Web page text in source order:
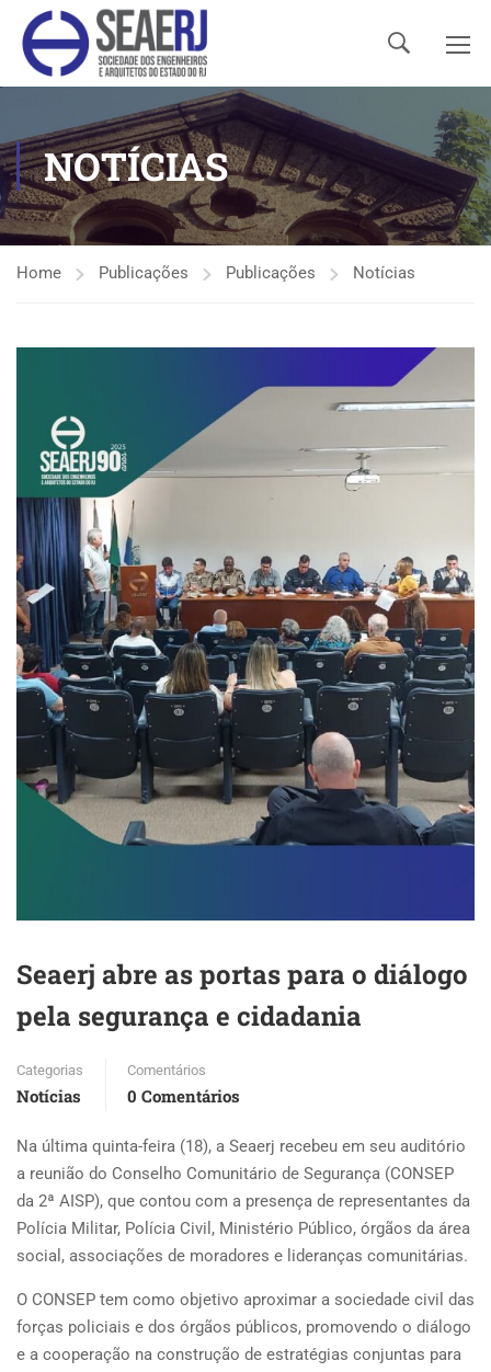
NOTÍCIAS
Home Publicações Publicações Notícias
Seaerj abre as portas para o diálogo
pela segurança e cidadania
Categorias
Notícias
Comentários
0 Comentários
Na última quinta-feira (18), a Seaerj recebeu em seu auditório
a reunião do Conselho Comunitário de Segurança (CONSEP
da 2ª AISP), que contou com a presença de representantes da
Polícia Militar, Polícia Civil, Ministério Público, órgãos da área
social, associações de moradores e lideranças comunitárias.
O CONSEP tem como objetivo aproximar a sociedade civil das
forças policiais e dos órgãos públicos, promovendo o diálogo
e a cooperação na construção de estratégias conjuntas para